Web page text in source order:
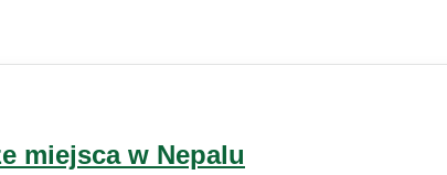
miejsca w Nepalu